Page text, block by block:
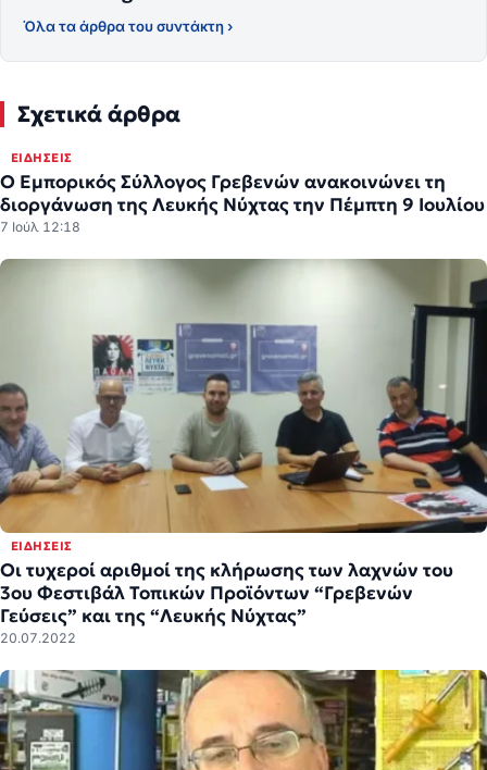
Όλα τα άρθρα του συντάκτη ›
Σχετικά άρθρα
ΕΙΔΉΣΕΙΣ
Ο Εμπορικός Σύλλογος Γρεβενών ανακοινώνει τη
διοργάνωση της Λευκής Νύχτας την Πέμπτη 9 Ιουλίου
7 Ιούλ 12:18
ΕΙΔΉΣΕΙΣ
Οι τυχεροί αριθμοί της κλήρωσης των λαχνών του
3ου Φεστιβάλ Τοπικών Προϊόντων “Γρεβενών
Γεύσεις” και της “Λευκής Νύχτας”
20.07.2022